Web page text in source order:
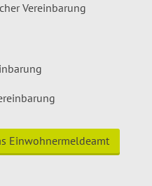
Vereinbarung
Einwohnermeldeamt